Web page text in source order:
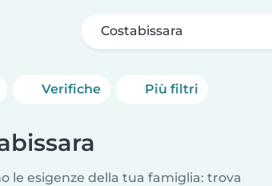
Costabissara
Verifiche Più filtri
le esigenze della tua famiglia: trova